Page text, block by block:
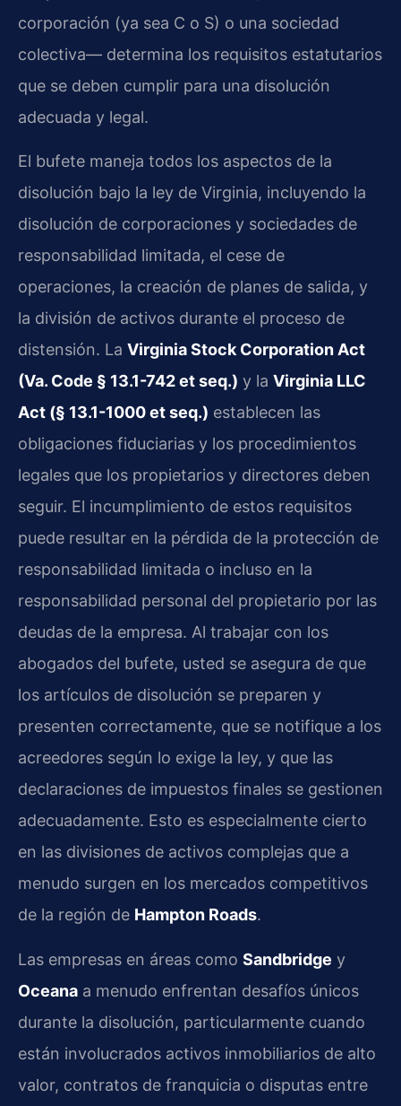
corporación (ya sea C o S) o una sociedad
colectiva— determina los requisitos estatutarios
que se deben cumplir para una disolución
adecuada y legal.
El bufete maneja todos los aspectos de la
disolución bajo la ley de Virginia, incluyendo la
disolución de corporaciones y sociedades de
responsabilidad limitada, el cese de
operaciones, la creación de planes de salida, y
la división de activos durante el proceso de
distensión. La Virginia Stock Corporation Act
(Va. Code § 13.1-742 et seq.) y la Virginia LLC
Act (§ 13.1-1000 et seq.) establecen las
obligaciones fiduciarias y los procedimientos
legales que los propietarios y directores deben
seguir. El incumplimiento de estos requisitos
puede resultar en la pérdida de la protección de
responsabilidad limitada o incluso en la
responsabilidad personal del propietario por las
deudas de la empresa. Al trabajar con los
abogados del bufete, usted se asegura de que
los artículos de disolución se preparen y
presenten correctamente, que se notifique a los
acreedores según lo exige la ley, y que las
declaraciones de impuestos finales se gestionen
adecuadamente. Esto es especialmente cierto
en las divisiones de activos complejas que a
menudo surgen en los mercados competitivos
de la región de Hampton Roads.
Las empresas en áreas como Sandbridge y
Oceana a menudo enfrentan desafíos únicos
durante la disolución, particularmente cuando
están involucrados activos inmobiliarios de alto
valor, contratos de franquicia o disputas entre